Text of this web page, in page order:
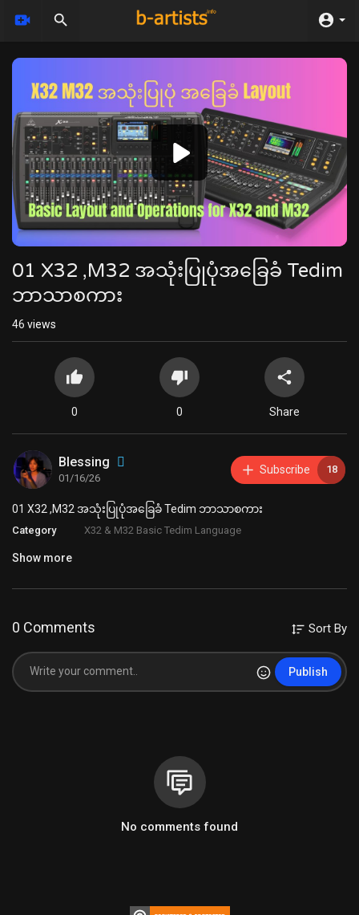
Video
Player
01 X32 ,M32 အသုံးပြုပုံအခြေခံ Tedim
ဘာသာစကား
46 views
0 0 Share
Blessing
01/16/26
Subscribe 18
⁣01 X32 ,M32 အသုံးပြုပုံအခြေခံ Tedim ဘာသာစကား
Category X32 & M32 Basic Tedim Language
Show more
0 Comments Sort By
Publish
No comments found